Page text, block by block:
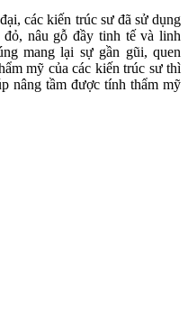
các kiến trúc sư đã sử dụng
nâu gỗ đầy tinh tế và linh
mang lại sự gần gũi, quen
mỹ của các kiến trúc sư thì
nâng tầm được tính thẩm mỹ